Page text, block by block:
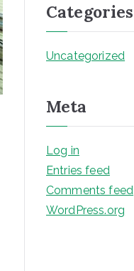
Categories
Uncategorized
Meta
Log in
Entries feed
Comments feed
WordPress.org